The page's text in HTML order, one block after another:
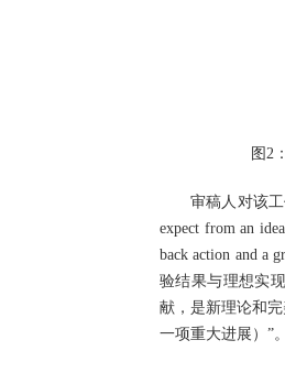
图2
审稿人对该工
expect from an
back action and a
验结果与理想实
献，是新理论和完
一项重大进展）”